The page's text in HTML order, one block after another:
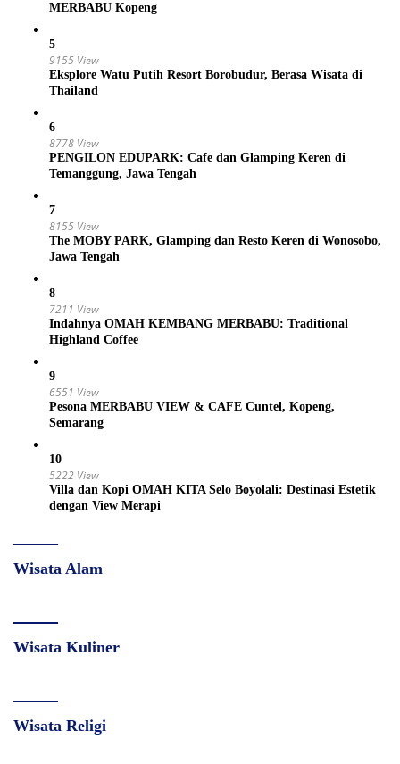
MERBABU Kopeng
5
9155 View
Eksplore Watu Putih Resort Borobudur, Berasa Wisata di
Thailand
6
8778 View
PENGILON EDUPARK: Cafe dan Glamping Keren di
Temanggung, Jawa Tengah
7
8155 View
The MOBY PARK, Glamping dan Resto Keren di Wonosobo,
Jawa Tengah
8
7211 View
Indahnya OMAH KEMBANG MERBABU: Traditional
Highland Coffee
9
6551 View
Pesona MERBABU VIEW & CAFE Cuntel, Kopeng,
Semarang
10
5222 View
Villa dan Kopi OMAH KITA Selo Boyolali: Destinasi Estetik
dengan View Merapi
Wisata Alam
Wisata Kuliner
Wisata Religi